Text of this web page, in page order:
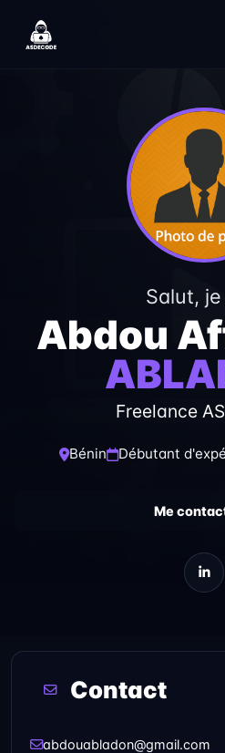
Salut,
Abdou
Freelance
Bénin Débutant
Me
Contact
abdouabladon@gmail.com